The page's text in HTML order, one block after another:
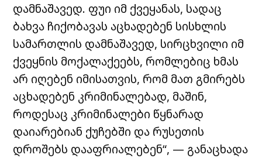
დამნაშავედ. ფუი იმ ქვეყანას, სადაც
ბახვა ჩიქობავას აცხადებენ სისხლის
სამართლის დამნაშავედ, სირცხვილი იმ
ქვეყნის მოქალაქეებს, რომლებიც ხმას
არ იღებენ იმისათვის, რომ მათ გმირებს
აცხადებენ კრიმინალებად, მაშინ,
როდესაც კრიმინალები წყნარად
დაიარებიან ქუჩებში და რუსეთის
დროშებს დააფრიალებენ“, — განაცხადა